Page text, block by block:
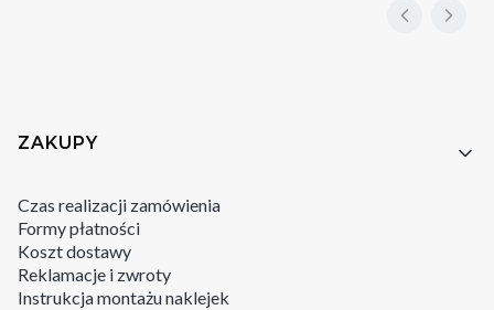
Linki w stopce
ZAKUPY
Czas realizacji zamówienia
Formy płatności
Koszt dostawy
Reklamacje i zwroty
Instrukcja montażu naklejek